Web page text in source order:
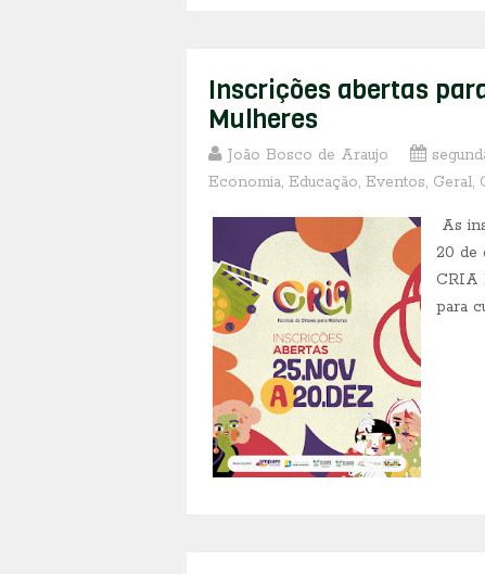
Inscrições abertas
Mulheres
João Bosco de Araujo
Economia, Educação, Eventos, Geral,
As
20 de
CRIA
para